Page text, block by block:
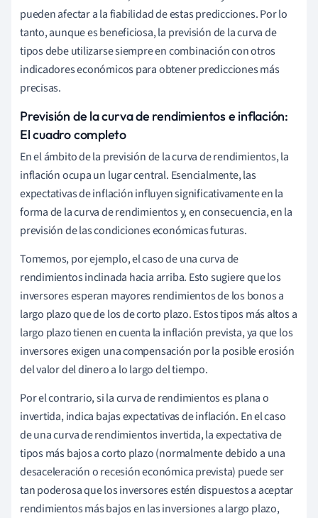
pueden afectar a la fiabilidad de estas predicciones. Por lo
tanto, aunque es beneficiosa, la previsión de la curva de
tipos debe utilizarse siempre en combinación con otros
indicadores económicos para obtener predicciones más
precisas.
Previsión de la curva de rendimientos e inflación:
El cuadro completo
En el ámbito de la previsión de la curva de rendimientos, la
inflación ocupa un lugar central. Esencialmente, las
expectativas de inflación influyen significativamente en la
forma de la curva de rendimientos y, en consecuencia, en la
previsión de las condiciones económicas futuras.
Tomemos, por ejemplo, el caso de una curva de
rendimientos inclinada hacia arriba. Esto sugiere que los
inversores esperan mayores rendimientos de los bonos a
largo plazo que de los de corto plazo. Estos tipos más altos a
largo plazo tienen en cuenta la inflación prevista, ya que los
inversores exigen una compensación por la posible erosión
del valor del dinero a lo largo del tiempo.
Por el contrario, si la curva de rendimientos es plana o
invertida, indica bajas expectativas de inflación. En el caso
de una curva de rendimientos invertida, la expectativa de
tipos más bajos a corto plazo (normalmente debido a una
desaceleración o recesión económica prevista) puede ser
tan poderosa que los inversores estén dispuestos a aceptar
rendimientos más bajos en las inversiones a largo plazo,